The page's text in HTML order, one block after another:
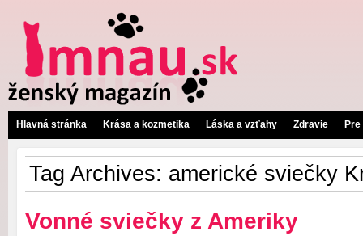
Hlavná stránka Krása a kozmetika Láska a vzťahy Zdravie
Tag Archives: americké sviečky
Vonné sviečky z Ameriky